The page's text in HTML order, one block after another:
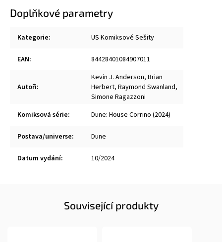
Doplňkové parametry
Kategorie: US Komiksové Sešity
EAN: 84428401084907011
Autoři:
Kevin J. Anderson, Brian
Herbert, Raymond Swanland,
Simone Ragazzoni
Komiksová série: Dune: House Corrino (2024)
Postava/universe: Dune
Datum vydání: 10/2024
Související produkty